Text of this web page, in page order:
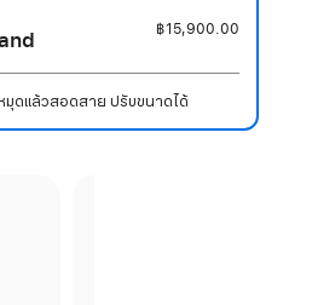
฿15,900.00
ดแล้วสอดสาย ปรับขนาดได้